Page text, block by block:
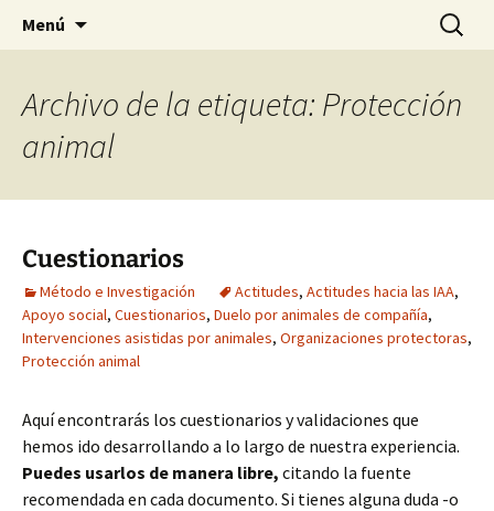
HABIER – Vínculo humano-
animal: Intervenciones,
Formación e Investigación
HABIER – Human-animal bond in
interventions, education & research
Menú Buscar:
Archivo de la etiqueta: Protección
animal
Cuestionarios
Método e Investigación Actitudes, Actitudes hacia las IAA,
Apoyo social, Cuestionarios, Duelo por animales de compañía,
Intervenciones asistidas por animales, Organizaciones protectoras,
Protección animal
Aquí encontrarás los cuestionarios y validaciones que
hemos ido desarrollando a lo largo de nuestra experiencia.
Puedes usarlos de manera libre, citando la fuente
recomendada en cada documento. Si tienes alguna duda -o